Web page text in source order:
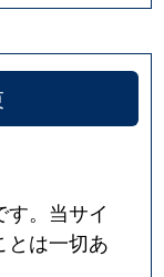
。当サイ
とは一切あ